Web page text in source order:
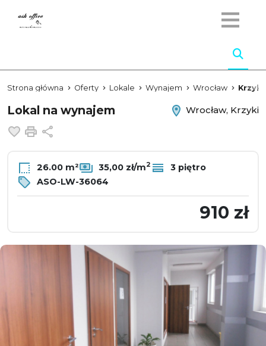
Strona główna Oferty Lokale Wynajem Wrocław Krzyki
Lokal na wynajem
Wrocław, Krzyki
Dodaj do ulubionych
Drukuj
26.00 m² 35,00 zł/m2
3 piętro
ASO-LW-36064
910 zł